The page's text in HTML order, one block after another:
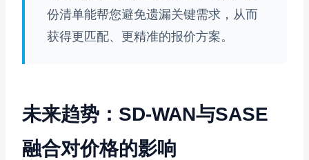
份清单能帮您避免遗漏关键需求，从而
获得更匹配、更精准的报价方案。
未来趋势：SD-WAN与SASE
融合对价格的影响